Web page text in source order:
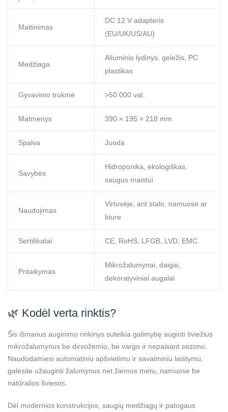
Maitinimas
DC 12 V adapteris
(EU/UK/US/AU)
Medžiaga
Aliuminio lydinys, geležis, PC
plastikas
Gyvavimo trukmė >50 000 val.
Matmenys 390 × 195 × 218 mm
Spalva Juoda
Savybės
Hidroponika, ekologiškas,
saugus maistui
Naudojimas
Virtuvėje, ant stalo, namuose ar
biure
Sertifikatai CE, RoHS, LFGB, LVD, EMC
Pritaikymas
Mikrožalumynai, daigai,
dekoratyviniai augalai
🌿 Kodėl verta rinktis?
Šis išmanus auginimo rinkinys suteikia galimybę auginti šviežius
mikrožalumynus be dirvožemio, be vargo ir nepaisant sezono.
Naudodamiesi automatiniu apšvietimu ir savaiminiu laistymu,
galėsite užauginti žalumynus net žiemos metu, namuose be
natūralios šviesos.
Dėl modernios konstrukcijos, saugių medžiagų ir patogaus